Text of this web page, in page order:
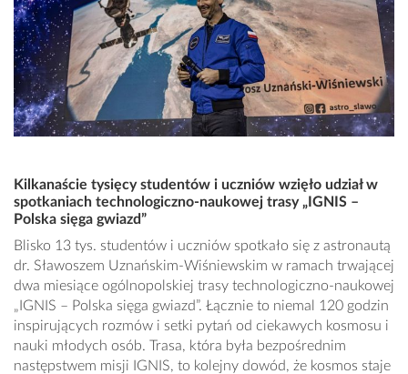
Kilkanaście tysięcy studentów i uczniów wzięło udział w
spotkaniach technologiczno-naukowej trasy „IGNIS –
Polska sięga gwiazd”
Blisko 13 tys. studentów i uczniów spotkało się z astronautą
dr. Sławoszem Uznańskim-Wiśniewskim w ramach trwającej
dwa miesiące ogólnopolskiej trasy technologiczno-naukowej
„IGNIS – Polska sięga gwiazd”. Łącznie to niemal 120 godzin
inspirujących rozmów i setki pytań od ciekawych kosmosu i
nauki młodych osób. Trasa, która była bezpośrednim
następstwem misji IGNIS, to kolejny dowód, że kosmos staje